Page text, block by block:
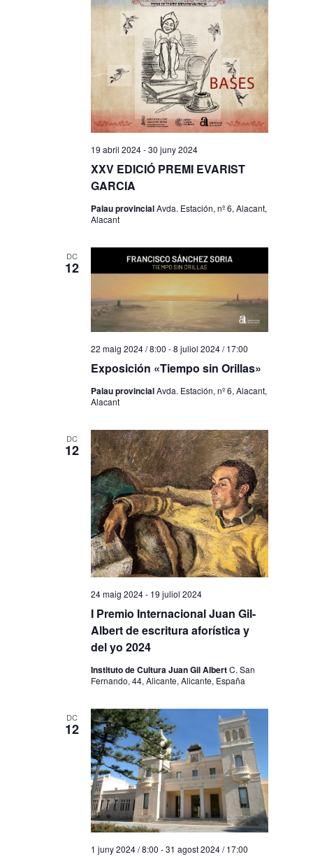
XXV EDICIÓ PREMI EVARIST
GARCIA
19 abril 2024-30 juny 2024
Palau provincialAvda. Estación, nº 6, Alacant,
Alacant
DC
12
Exposición «Tiempo sin Orillas»
22 maig 2024 / 8:00 -8 juliol 2024 / 17:00
Palau provincialAvda. Estación, nº 6, Alacant,
Alacant
DC
12
I Premio Internacional Juan Gil-
Albert de escritura aforística y
del yo 2024
24 maig 2024- 19 juliol 2024
Instituto de Cultura Juan Gil AlbertC. San
Fernando, 44, Alicante, Alicante, España
DC
12
1 juny 2024 / 8:00 -31 agost 2024 / 17:00